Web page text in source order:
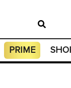
PRIME